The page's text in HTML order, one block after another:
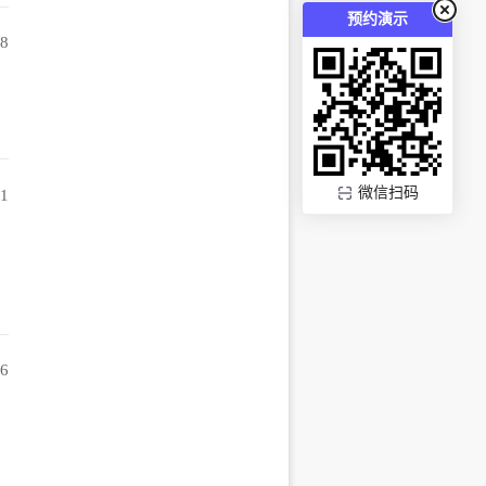
预约演示
微信扫码